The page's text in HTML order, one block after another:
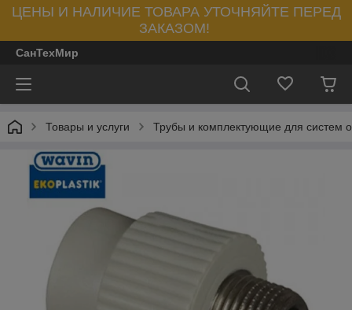
ЦЕНЫ И НАЛИЧИЕ ТОВАРА УТОЧНЯЙТЕ ПЕРЕД
ЗАКАЗОМ!
СанТехМир
Товары и услуги Трубы и комплектующие для систем